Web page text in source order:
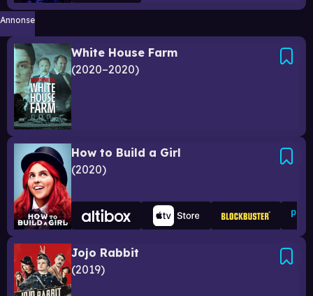
Annonse
White House Farm
2020–2020
How to Build a Girl
2020
Jojo Rabbit
2019